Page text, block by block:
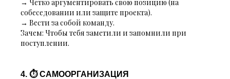
→ Четко аргументировать свою позицию (на
собеседовании или защите проекта).
→ Вести за собой команду.
Зачем: Чтобы тебя заметили и запомнили при
поступлении.
4. ⏱ САМООРГАНИЗАЦИЯ